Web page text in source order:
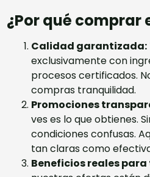
¿Por qué comprar
Calidad garantizada:
exclusivamente con
procesos certificados.
compras tranquilidad.
Promociones
ves es lo que obtienes.
condiciones confusas.
tan claras como
Beneficios reales